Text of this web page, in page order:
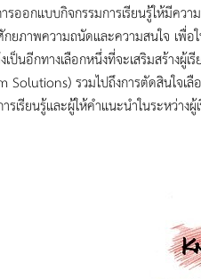
แบบกิจกรรมการเรียนรู้ให้มีความน่า
ยภาพความถนัดและความสนใจ เพื่อ
เป็นอีกทางเลือกหนึ่งที่จะเสริมสร้าง
Solutions) รวมไปถึงการตัดสินใจ
รเรียนรู้และผู้ให้คำแนะนำในระหว่าง